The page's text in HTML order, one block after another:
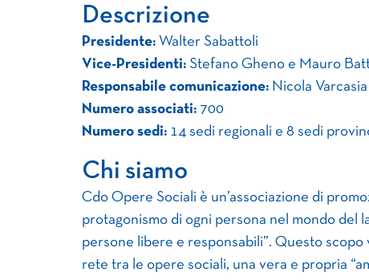
Descrizione
Presidente: Walter Sabattoli
Vice-Presidenti: Stefano Gheno e Mauro
Responsabile comunicazione: Nicola Varcasia
Numero associati: 700
Numero sedi: 14 sedi regionali e 8 sedi
Chi siamo
Cdo Opere Sociali è un’associazione di
protagonismo di ogni persona nel mondo del
persone libere e responsabili”. Questo
rete tra le opere sociali, una vera e propria